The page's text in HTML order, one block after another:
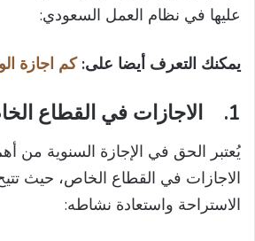
عليها في نظام العمل السعودي:
يمكنك التعرف أيضا على:كم اجازة
1. الاجازات في القطاع
يُعتبر الحق في الإجازة السنوية من
الاجازات في القطاع الخاص، حيث
الاستراحة واستعادة نشاطه: